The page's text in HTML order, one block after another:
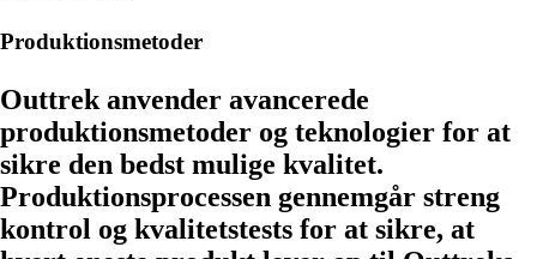
Produktionsmetoder
Outtrek anvender avancerede
produktionsmetoder og teknologier for at
sikre den bedst mulige kvalitet.
Produktionsprocessen gennemgår streng
kontrol og kvalitetstests for at sikre, at